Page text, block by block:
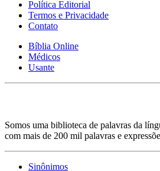
Política Editorial
Termos e Privacidade
Contato
Bíblia Online
Médicos
Usante
Somos uma biblioteca de palavras da
com mais de 200 mil palavras e
Sinônimos